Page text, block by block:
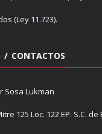
(Ley 11.723).
/ CONTACTOS
Sosa Lukman
125 Loc. 122 EP. S.C.